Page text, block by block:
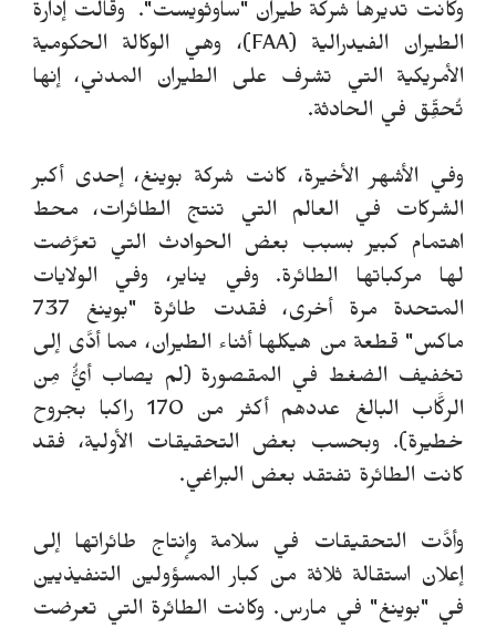
وكانت تديرها شركة طيران "ساوثويست". وقالت إدارة
الطيران الفيدرالية (FAA)، وهي الوكالة الحكومية
الأمريكية التي تشرف على الطيران المدني، إنها
تُحقِّق في الحادثة.
وفي الأشهر الأخيرة، كانت شركة بوينغ، إحدى أكبر
الشركات في العالم التي تنتج الطائرات، محط
اهتمام كبير بسبب بعض الحوادث التي تعرَّضت
لها مركباتها الطائرة. وفي يناير، وفي الولايات
المتحدة مرة أخرى، فقدت طائرة "بوينغ 737
ماكس" قطعة من هيكلها أثناء الطيران، مما أدَّى إلى
تخفيف الضغط في المقصورة (لم يصاب أيُُّ مِن
الركَّاب البالغ عددهم أكثر من 170 راكبا بجروح
خطيرة). وبحسب بعض التحقيقات الأولية، فقد
كانت الطائرة تفتقد بعض البراغي.
وأدَّت التحقيقات في سلامة وإنتاج طائراتها إلى
إعلان استقالة ثلاثة من كبار المسؤولين التنفيذيين
في "بوينغ" في مارس. وكانت الطائرة التي تعرضت